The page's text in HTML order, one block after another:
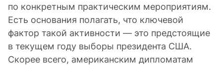
по конкретным практическим мероприятиям.
Есть основания полагать, что ключевой
фактор такой активности — это предстоящие
в текущем году выборы президента США.
Скорее всего, американским дипломатам